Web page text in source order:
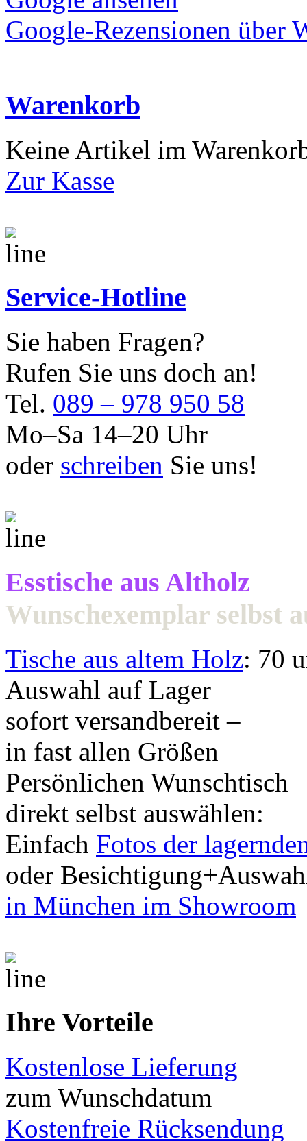
Google-Rezensionen über
Warenkorb
Keine Artikel im
Zur Kasse
Service-Hotline
Sie haben Fragen?
Rufen Sie uns doch an!
Tel. 089 – 978 950 58
Mo–Sa 14–20 Uhr
oder schreiben Sie uns!
Esstische aus Altholz
Wunschexemplar selbst
Tische aus altem Holz: 70
Auswahl auf Lager
sofort versandbereit –
in fast allen Größen
Persönlichen Wunschtisch
direkt selbst auswählen:
Einfach Fotos der
oder
in München im Showroom
Ihre Vorteile
Kostenlose Lieferung
zum Wunschdatum
Kostenfreie Rücksendung